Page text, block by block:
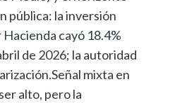
pública: la inversión
cayó 18.4%
de 2026; la autoridad
mixta en
alto, pero la